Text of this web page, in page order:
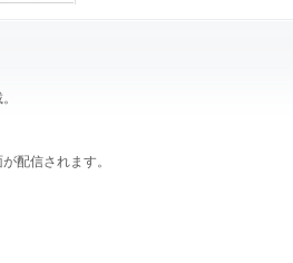
配信されます。